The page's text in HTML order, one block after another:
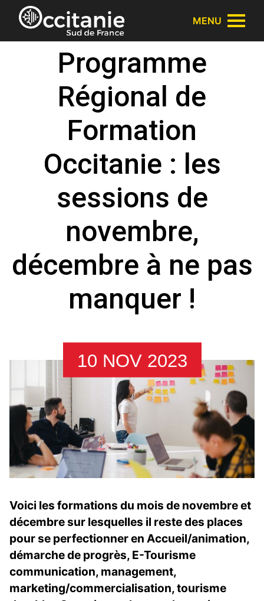
Panneau de gestion des cookies
MENU
Programme
Régional de
Formation
Occitanie : les
sessions de
novembre,
décembre à ne pas
manquer !
10 NOV 2023
Voici les formations du mois de novembre et
décembre sur lesquelles il reste des places
pour se perfectionner en Accueil/animation,
démarche de progrès, E-Tourisme
communication, management,
marketing/commercialisation, tourisme